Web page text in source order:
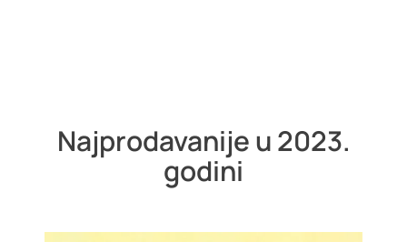
Najprodavanije u 2023.
godini